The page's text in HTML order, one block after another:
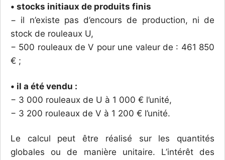
• stocks initiaux de produits finis
− il n’existe pas d’encours de production, ni de
stock de rouleaux U,
− 500 rouleaux de V pour une valeur de : 461 850
€ ;
• il a été vendu :
− 3 000 rouleaux de U à 1 000 € l’unité,
− 3 200 rouleaux de V à 1 200 € l’unité.
Le calcul peut être réalisé sur les quantités
globales ou de manière unitaire. L’intérêt des